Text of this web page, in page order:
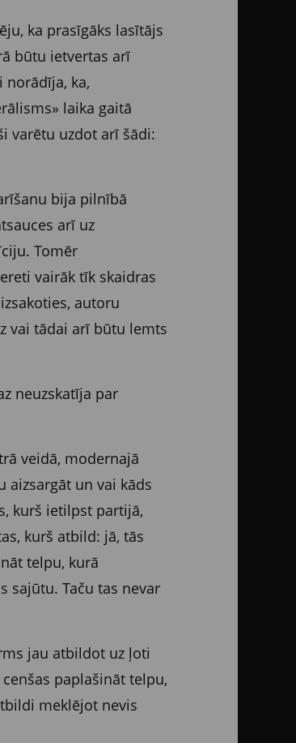
ka prasīgāks lasītājs
būtu ietvertas arī
norādīja, ka,
laika gaitā
varētu uzdot arī šādi:
bija pilnībā
arī uz
Tomēr
vairāk tīk skaidras
autoru
vai tādai arī būtu lemts
neuzskatīja par
veidā, modernajā
aizsargāt un vai kāds
kurš ietilpst partijā,
kurš atbild: jā, tās
telpu, kurā
sajūtu. Taču tas nevar
jau atbildot uz ļoti
paplašināt telpu,
meklējot nevis